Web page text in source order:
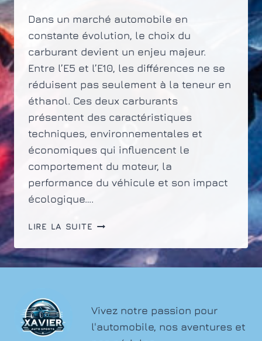
Dans un marché automobile en
constante évolution, le choix du
carburant devient un enjeu majeur.
Entre l’E5 et l’E10, les différences ne se
réduisent pas seulement à la teneur en
éthanol. Ces deux carburants
présentent des caractéristiques
techniques, environnementales et
économiques qui influencent le
comportement du moteur, la
performance du véhicule et son impact
écologique….
LIRE LA SUITE DIFFÉRENCES
LE
CARBURANT
CE
Vivez notre passion pour
l'automobile, nos aventures et